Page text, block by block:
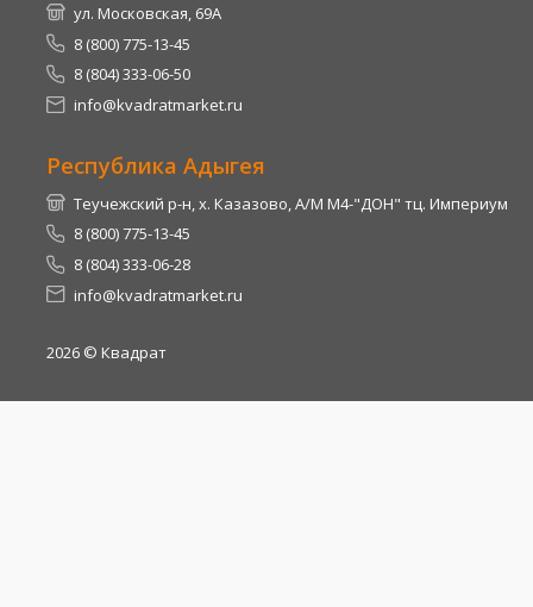
ул. Московская, 69А
8 (800) 775-13-45
8 (804) 333-06-50
info@kvadratmarket.ru
Республика Адыгея
Теучежский р-н, х. Казазово, А/М М4-"ДОН" тц. Империум
8 (800) 775-13-45
8 (804) 333-06-28
info@kvadratmarket.ru
2026 © Квадрат